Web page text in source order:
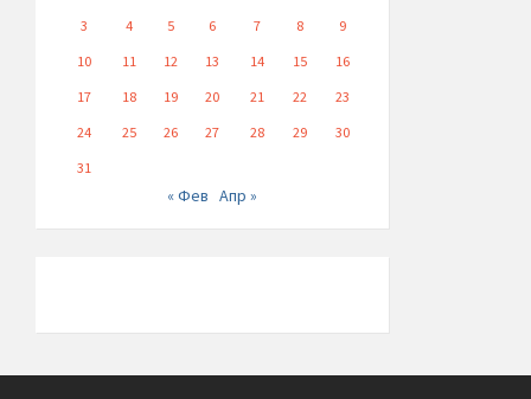
3
4 5 6 7 8
9
10
11 12 13 14 15
16
17
18 19 20 21 22
23
24
25 26 27 28 29
30
31
« Фев Апр »